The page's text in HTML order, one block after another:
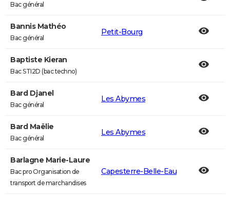
Bac général
Bannis Mathéo
Bac général
Petit-Bourg
Baptiste Kieran
Bac STI2D (bac techno)
Bard Djanel
Bac général
Les Abymes
Bard Maëlie
Bac général
Les Abymes
Barlagne Marie-Laure
Bac pro Organisation de
transport de marchandises
Capesterre-Belle-Eau